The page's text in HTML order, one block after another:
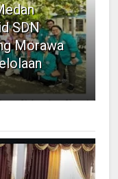
SDN
Morawa